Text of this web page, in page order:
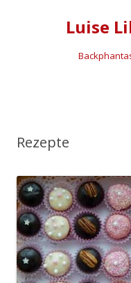
Luise
Rezepte